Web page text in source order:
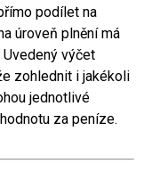
podílet na
úroveň plnění má
výčet
zohlednit i jakékoli
jednotlivé
za peníze.